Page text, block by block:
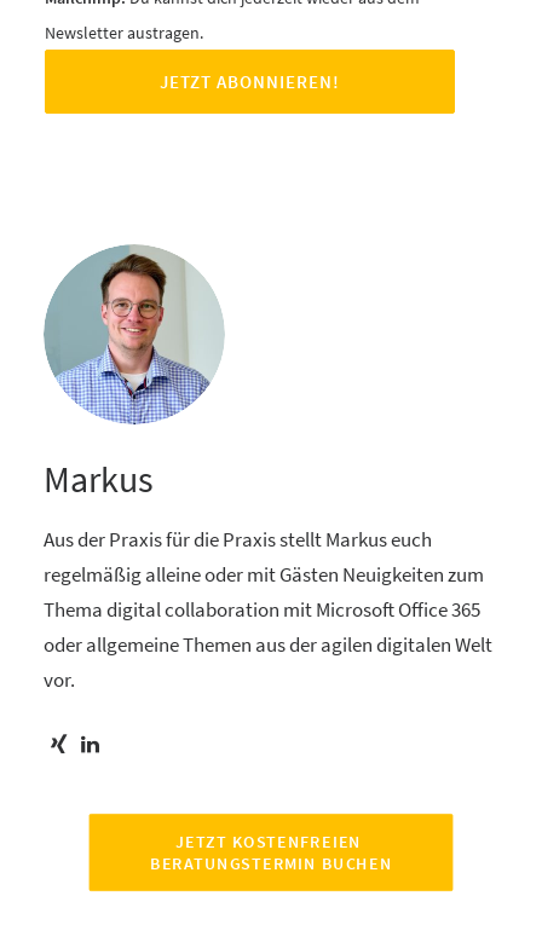
Newsletter austragen.
Markus
Aus der Praxis für die Praxis stellt Markus euch
regelmäßig alleine oder mit Gästen Neuigkeiten zum
Thema digital collaboration mit Microsoft Office 365
oder allgemeine Themen aus der agilen digitalen Welt
vor.
JETZT KOSTENFREIEN
BERATUNGSTERMIN BUCHEN